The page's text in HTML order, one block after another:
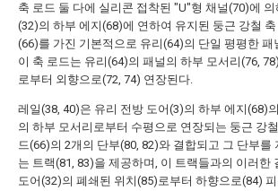
축 로드 둘 다에 실리콘 접착된 "U"형 채널(70)에 의
(32)의 하부 에지(68)에 연하여 유지된 둥근 강철 축
(66)를 가진 기본적으로 유리(64)의 단일 평평한 패
이 축 로드는 유리(64)의 패널의 하부 모서리(76,
로부터 외향으로(72, 74) 연장된다.
레일(38, 40)은 유리 전방 도어(3)의 하부 에지(68)
의 하부 모서리로부터 수평으로 연장되는 둥근 강
드(66)의 2개의 단부(80, 82)와 결합되고 그 단부를
는 트랙(81, 83)을 제공하며, 이 트랙들과의 이러한
도어(32)의 폐쇄된 위치(85)로부터 하향으로(84)